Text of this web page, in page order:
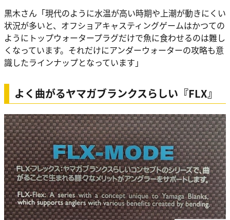
黒木さん「現代のように水温が高い時期や上潮が動きにくい
状況が多いと、オフショアキャスティングゲームはかつての
ようにトップウォータープラグだけで魚に食わせるのは難し
くなっています。それだけにアンダーウォーターの攻略も意
識したラインナップとなっています」
よく曲がるヤマガブランクスらしい『FLX』